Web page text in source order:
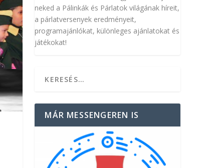
neked a Pálinkák és Párlatok világának híreit,
a párlatversenyek eredményeit,
programajánlókat, különleges ajánlatokat és
játékokat!
MÁR MESSENGEREN IS